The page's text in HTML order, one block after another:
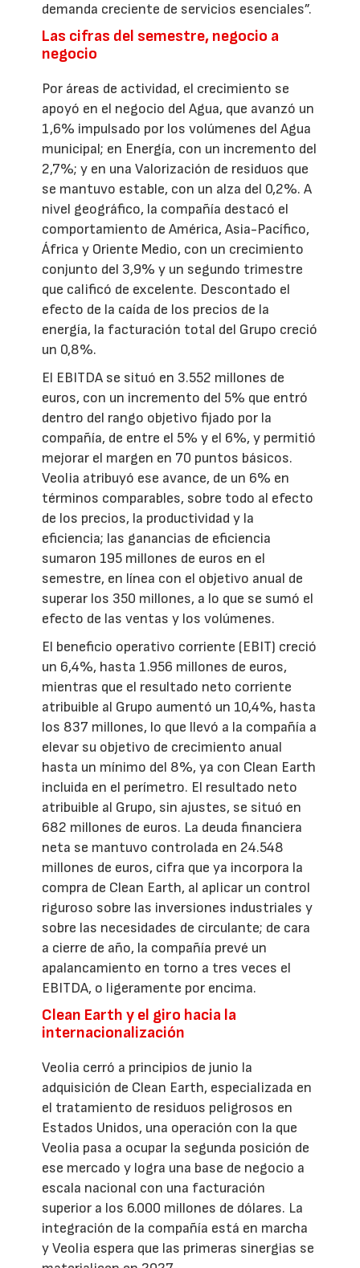
demanda creciente de servicios esenciales”.
Las cifras del semestre, negocio a
negocio
Por áreas de actividad, el crecimiento se
apoyó en el negocio del Agua, que avanzó un
1,6% impulsado por los volúmenes del Agua
municipal; en Energía, con un incremento del
2,7%; y en una Valorización de residuos que
se mantuvo estable, con un alza del 0,2%. A
nivel geográfico, la compañía destacó el
comportamiento de América, Asia-Pacífico,
África y Oriente Medio, con un crecimiento
conjunto del 3,9% y un segundo trimestre
que calificó de excelente. Descontado el
efecto de la caída de los precios de la
energía, la facturación total del Grupo creció
un 0,8%.
El EBITDA se situó en 3.552 millones de
euros, con un incremento del 5% que entró
dentro del rango objetivo fijado por la
compañía, de entre el 5% y el 6%, y permitió
mejorar el margen en 70 puntos básicos.
Veolia atribuyó ese avance, de un 6% en
términos comparables, sobre todo al efecto
de los precios, la productividad y la
eficiencia; las ganancias de eficiencia
sumaron 195 millones de euros en el
semestre, en línea con el objetivo anual de
superar los 350 millones, a lo que se sumó el
efecto de las ventas y los volúmenes.
El beneficio operativo corriente (EBIT) creció
un 6,4%, hasta 1.956 millones de euros,
mientras que el resultado neto corriente
atribuible al Grupo aumentó un 10,4%, hasta
los 837 millones, lo que llevó a la compañía a
elevar su objetivo de crecimiento anual
hasta un mínimo del 8%, ya con Clean Earth
incluida en el perímetro. El resultado neto
atribuible al Grupo, sin ajustes, se situó en
682 millones de euros. La deuda financiera
neta se mantuvo controlada en 24.548
millones de euros, cifra que ya incorpora la
compra de Clean Earth, al aplicar un control
riguroso sobre las inversiones industriales y
sobre las necesidades de circulante; de cara
a cierre de año, la compañía prevé un
apalancamiento en torno a tres veces el
EBITDA, o ligeramente por encima.
Clean Earth y el giro hacia la
internacionalización
Veolia cerró a principios de junio la
adquisición de Clean Earth, especializada en
el tratamiento de residuos peligrosos en
Estados Unidos, una operación con la que
Veolia pasa a ocupar la segunda posición de
ese mercado y logra una base de negocio a
escala nacional con una facturación
superior a los 6.000 millones de dólares. La
integración de la compañía está en marcha
y Veolia espera que las primeras sinergias se